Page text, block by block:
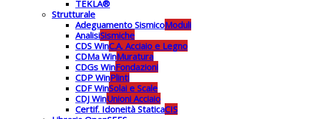
TEKLA®
Strutturale
Adeguamento SismicoModuli
AnalisiSismiche
CDS WinC.A. Acciaio e Legno
CDMa WinMuratura
CDGs WinFondazioni
CDP WinPlinti
CDF WinSolai e Scale
CDJ WinUnioni Acciaio
Certif. Idoneità StaticaCIS